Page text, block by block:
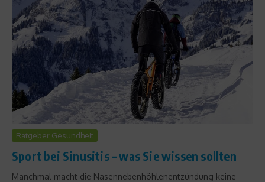
Ratgeber Gesundheit
Sport bei Sinusitis – was Sie wissen sollten
Manchmal macht die Nasennebenhöhlenentzündung keine